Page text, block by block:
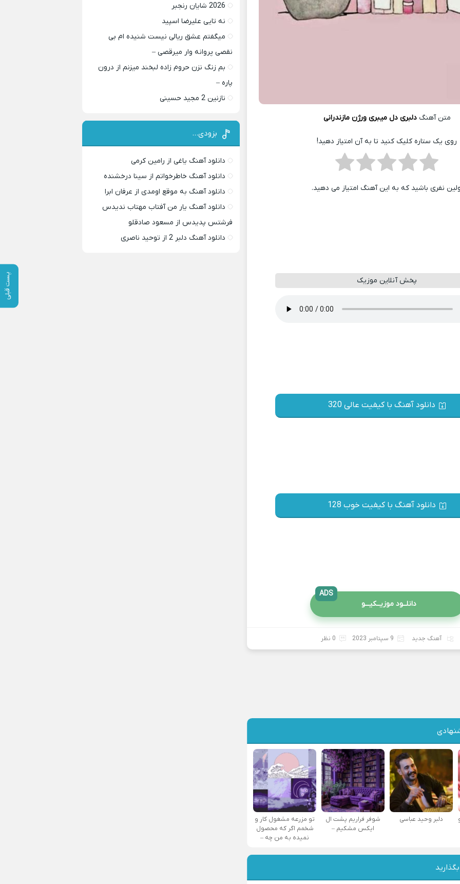
پست قبلی
متن آهنگدلبری دل میبری ورژن مازندرانی
روی یک ستاره کلیک کنید تا به آن امتیاز دهید!
نفری باشید که به این آهنگ امتیاز می دهید.
پخش آنلاین موزیک
دانلود آهنگ با کیفیت عالی 320
دانلود آهنگ با کیفیت خوب 128
دانلــود موزیــکیـــو
ADS
آهنگ جدید 9 سپتامبر 2023 0 نظر
دلبر وحید عباسی
شوفر فراریم پشت ال
ایکس مشکیم –
تو مزرعه مشغول کار و
شخمم اگر که محصول
نمیده به من چه –
2026 شایان رنجبر
نه تایی علیرضا اسپید
میگفتم عشق ریالی نیست شنیده ام بی
نقصی پروانه وار میرقصی –
بم زنگ نزن حروم زاده لبخند میزنم از درون
پاره –
نازنین 2 مجید حسینی
بزودی…
دانلود آهنگ یاغی از رامین کرمی
دانلود آهنگ خاطرخواتم از سینا درخشنده
دانلود آهنگ به موقع اومدی از عرفان ابرا
دانلود آهنگ یار من آفتاب مهتاب ندیدس
فرشتس پدیدس از مسعود صادقلو
دانلود آهنگ دلبر 2 از توحید ناصری